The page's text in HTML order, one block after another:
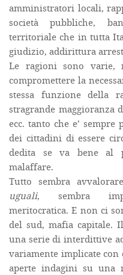
amministratori locali,
società pubbliche,
territoriale che in tutta
giudizio, addirittura
Le ragioni sono
compromettere la
stessa funzione della
stragrande
ecc. tanto che e’
dei cittadini di essere
dedita se va bene al
malaffare.
Tutto sembra
uguali, sembra
meritocratica.E non ci
del sud, mafia capitale.
una serie di interdittive
variamente implicate
aperte indagini su una